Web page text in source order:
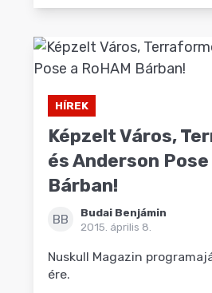
HÍREK
Képzelt Város,
és Anderson Pose
Bárban!
BB
Budai Benjámin
2015. április 8.
Nuskull Magazin
ére.